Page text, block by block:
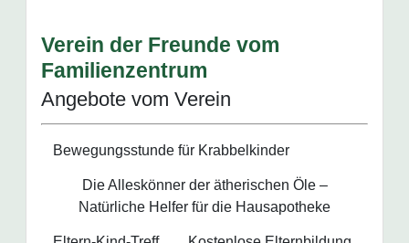
Verein der Freunde vom
Familienzentrum
Angebote vom Verein
Bewegungsstunde für Krabbelkinder
Die Alleskönner der ätherischen Öle –
Natürliche Helfer für die Hausapotheke